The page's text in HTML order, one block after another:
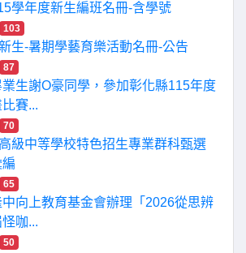
學年度新生編班名冊-含學號
103
生-暑期學藝育樂活動名冊-公告
87
生謝O豪同學，參加彰化縣115年度
賽...
70
級中等學校特色招生專業群科甄選
65
向上教育基金會辦理「2026從思辨
咖...
50